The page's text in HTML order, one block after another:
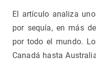
El artículo analiza
por sequía, en más
por todo el mundo.
Canadá hasta